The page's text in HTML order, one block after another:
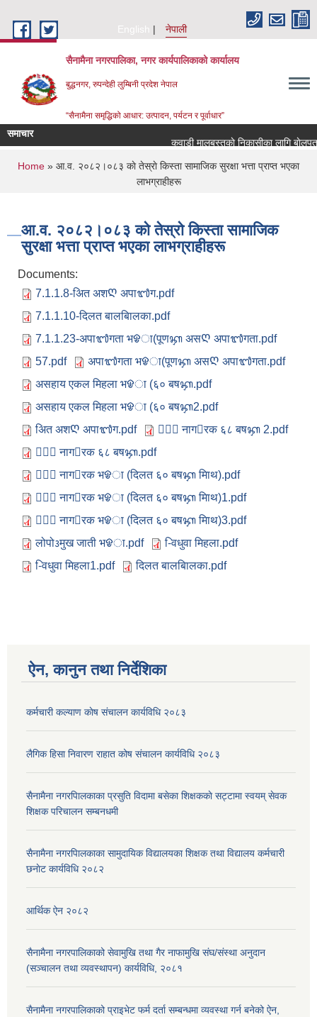
English
नेपाली
सैनामैना नगरपालिका, नगर कार्यपालिकाको कार्यालय
बुद्धनगर, रुपन्देही लुम्बिनी प्रदेश नेपाल
“सैनामैना समृद्धिको आधार: उत्पादन, पर्यटन र पूर्वाधार”
समाचार
कवाडी मालबस्तुकाे निकासीका लागि
You are here
Home » आ.व. २०८२।०८३ काे तेस्राे किस्ता सामाजिक सुरक्षा भत्ता प्राप्त भएका
लाभग्राहीहरू
आ.व. २०८२।०८३ काे तेस्राे किस्ता सामाजिक
सुरक्षा भत्ता प्राप्त भएका लाभग्राहीहरू
Documents:
7.1.1.8-अित अशᲦ अपा᭑ग.pdf
7.1.1.10-दिलत बालबािलका.pdf
7.1.1.23-अपा᭑गता भᱫा(पूणᭅ असᲦ अपा᭑गता.pdf
57.pdf
अपा᭑गता भᱫा(पूणᭅ असᲦ अपा᭑गता.pdf
असहाय एकल मिहला भᱫा (६० बषᭅ.pdf
असहाय एकल मिहला भᱫा (६० बषᭅ2.pdf
अित अशᲦ अपा᭑ग.pdf
जे᳧ नागᳯरक ६८ बषᭅ 2.pdf
जे᳧ नागᳯरक ६८ बषᭅ.pdf
जे᳧ नागᳯरक भᱫा (दिलत ६० बषᭅ मािथ).pdf
जे᳧ नागᳯरक भᱫा (दिलत ६० बषᭅ मािथ)1.pdf
जे᳧ नागᳯरक भᱫा (दिलत ६० बषᭅ मािथ)3.pdf
लोपो᭠मुख जाती भᱫा.pdf
-िवधुवा मिहला.pdf
-िवधुवा मिहला1.pdf
दिलत बालबािलका.pdf
ऐन, कानुन तथा निर्देशिका
कर्मचारी कल्याण काेष संचालन कार्यविधि २०८३
लैगिक हिसा निवारण राहात कोष संचालन कार्यविधि २०८३
सैनामैना नगरपािलकाका प्रसुति विदामा बसेका शिक्षककाे सट्टामा स्वयम् सेवक
शिक्षक परिचालन सम्बनधमी
सैनामैना नगरपािलकाका सामुदायिक विद्यालयका शिक्षक तथा विद्यालय कर्मचारी
छनाेट कार्यविधि २०८२
आर्थिक ऐन २०८२
सैनामैना नगरपालिकाको सेवामुखि तथा गैर नाफामुखि संघ/संस्था अनुदान
(सञ्चालन तथा व्यवस्थापन) कार्यविधि, २०८१
सैनामैना नगरपालिकाको प्राइभेट फर्म दर्ता सम्बन्धमा व्यवस्था गर्न बनेको ऐन,